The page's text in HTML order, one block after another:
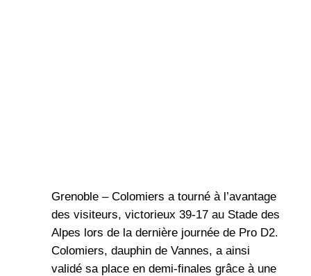
Grenoble – Colomiers a tourné à l’avantage
des visiteurs, victorieux 39-17 au Stade des
Alpes lors de la dernière journée de Pro D2.
Colomiers, dauphin de Vannes, a ainsi
validé sa place en demi-finales grâce à une